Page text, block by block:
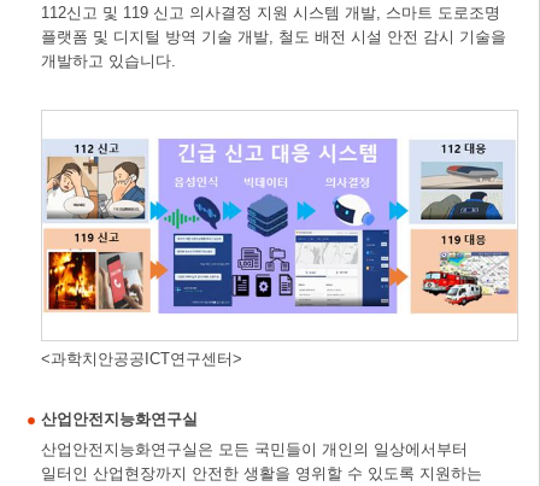
112신고 및 119 신고 의사결정 지원 시스템 개발, 스마트 도로조명
플랫폼 및 디지털 방역 기술 개발, 철도 배전 시설 안전 감시 기술을
개발하고 있습니다.
<과학치안공공ICT연구센터>
산업안전지능화연구실
산업안전지능화연구실은 모든 국민들이 개인의 일상에서부터
일터인 산업현장까지 안전한 생활을 영위할 수 있도록 지원하는